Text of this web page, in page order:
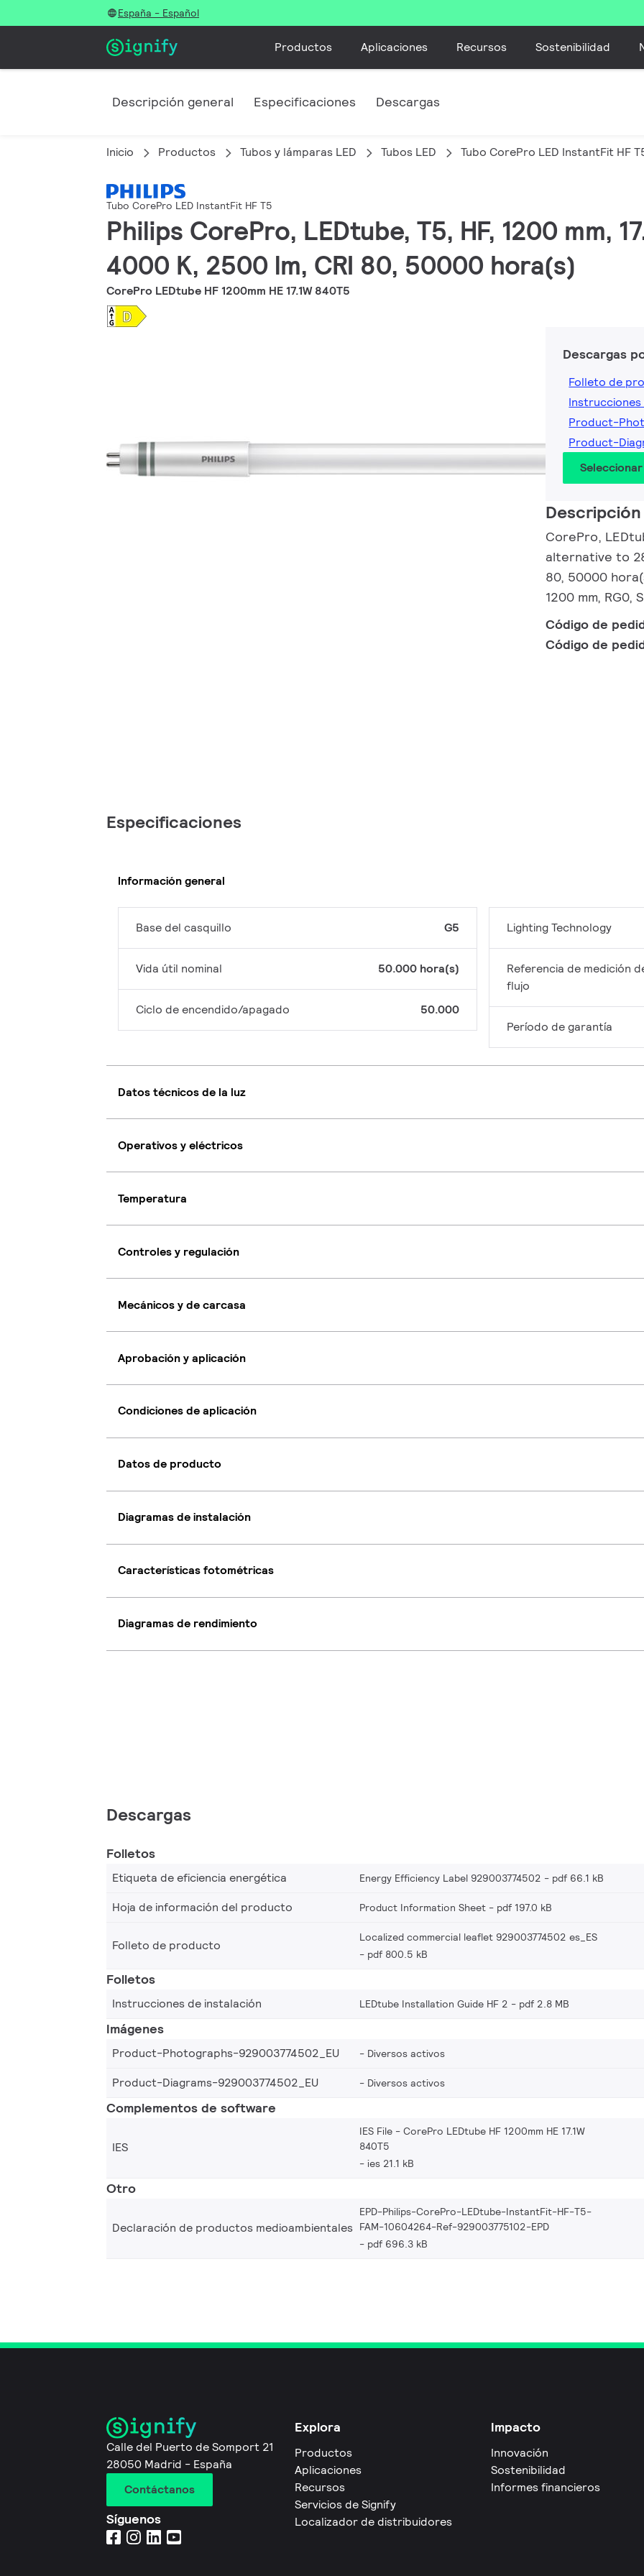
España - Español
Productos Aplicaciones Recursos Sostenibilidad
Descripción general Especificaciones Descargas
Inicio Productos Tubos y lámparas LED Tubos LED Tubo CorePro LED InstantFit HF
Tubo CorePro LED InstantFit HF T5
Philips CorePro, LEDtube, T5, HF, 1200 mm,
4000 K, 2500 lm, CRI 80, 50000 hora(s)
CorePro LEDtube HF 1200mm HE 17.1W 840T5
Descargas
Folleto de
Product-
Product-
CorePro,
alternative to
80, 50000
1200 mm, RG0,
Código de
Código de
Especificaciones
Información general
Base del casquillo G5
Vida útil nominal 50.000 hora(s)
Ciclo de encendido/apagado 50.000
Lighting Technology
Referencia de medición
flujo
Período de garantía
Datos técnicos de la luz
Operativos y eléctricos
Temperatura
Controles y regulación
Mecánicos y de carcasa
Aprobación y aplicación
Condiciones de aplicación
Datos de producto
Diagramas de instalación
Características fotométricas
Diagramas de rendimiento
Descargas
Folletos
Etiqueta de eficiencia energética Energy Efficiency Label 929003774502 pdf 66.1 kB
Hoja de información del producto
Product Information Sheet pdf 197.0 kB
Folleto de producto
Localized commercial leaflet 929003774502 es_ES
pdf 800.5 kB
Folletos
Instrucciones de instalación LEDtube Installation Guide HF 2 pdf 2.8 MB
Imágenes
Product-Photographs-929003774502_EU Diversos activos
Product-Diagrams-929003774502_EU
Diversos activos
Complementos de software
IES
IES File - CorePro LEDtube HF 1200mm HE 17.1W
840T5
ies 21.1 kB
Otro
Declaración de productos medioambientales
EPD-Philips-CorePro-LEDtube-InstantFit-HF-T5-
FAM-10604264-Ref-929003775102-EPD
pdf 696.3 kB
Calle del Puerto de Somport 21
28050 Madrid - España
Contáctanos
Síguenos
Explora
Productos
Aplicaciones
Recursos
Servicios de Signify
Localizador de distribuidores
Impacto
Innovación
Sostenibilidad
Informes financieros